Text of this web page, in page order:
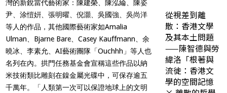
灣的新銳當代藝術家：陳建榮、陳泓綸、陳姿
尹、涂愷姸、張明曜、倪灝、吳國強、吳尚洋
等人的作品，其他國際藝術家如Amalia
Ulman、Bjarne Bare、Casey Kauffmann、余
曉冰、李素允、AI藝術團隊「Ouchhh」等人也
名列在內。拱門任務基金會宣稱這些作品以納
米技術類比雕刻在鎳金屬光碟中，可保存逾五
千萬年。「人類第一次可以保證地球上的文明
從視差到離
散：香港文學
及其本土問題
——陳智德與勞
緯洛「根著與
流徙：香港文
學的空間記憶